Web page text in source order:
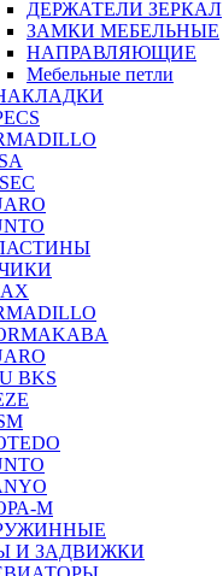
ДЕРЖАТЕЛИ ЗЕРКАЛ
ЗАМКИ МЕБЕЛЬНЫЕ
НАПРАВЛЯЮЩИЕ
Мебельные петли
BKS
М
И ЗАДВИЖКИ